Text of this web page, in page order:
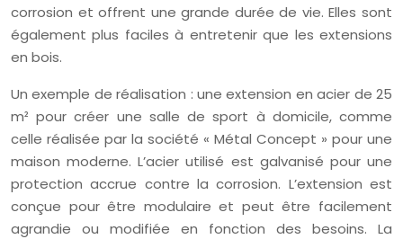
corrosion et offrent une grande durée de vie. Elles sont
également plus faciles à entretenir que les extensions
en bois.
Un exemple de réalisation : une extension en acier de 25
m² pour créer une salle de sport à domicile, comme
celle réalisée par la société « Métal Concept » pour une
maison moderne. L’acier utilisé est galvanisé pour une
protection accrue contre la corrosion. L’extension est
conçue pour être modulaire et peut être facilement
agrandie ou modifiée en fonction des besoins. La